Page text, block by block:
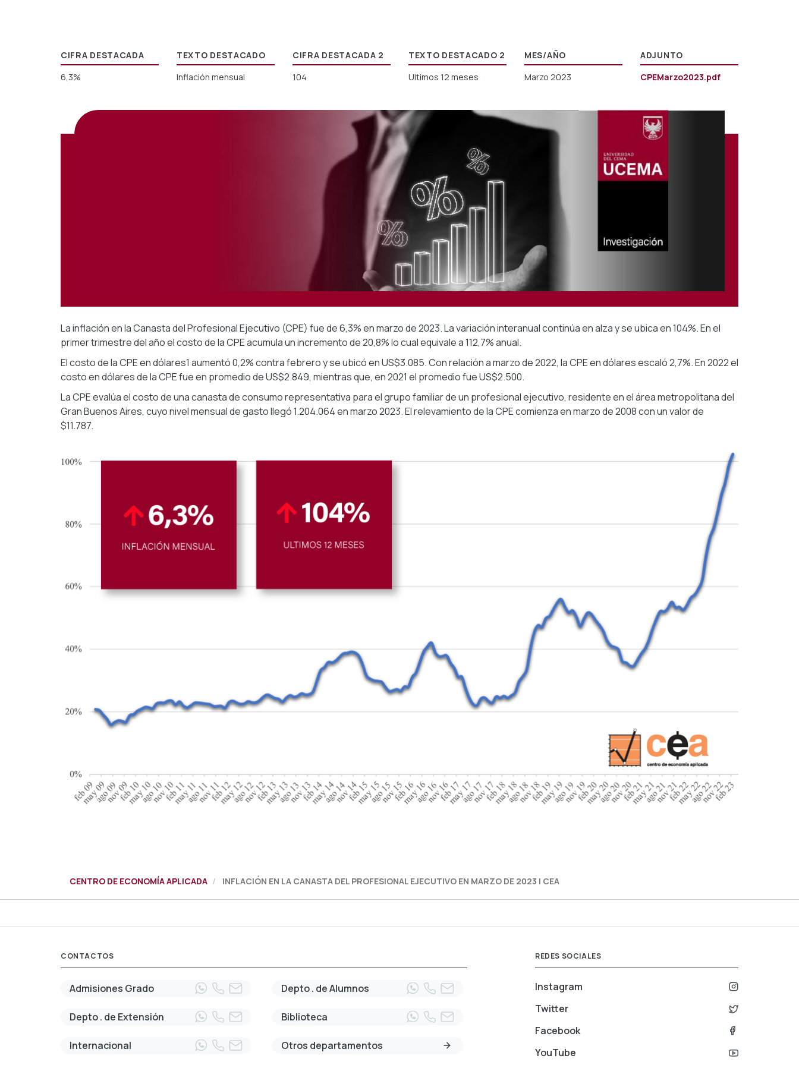
CIFRA DESTACADA
6,3%
TEXTO DESTACADO
Inflación mensual
CIFRA DESTACADA 2
104
TEXTO DESTACADO 2
Ultimos 12 meses
MES/AÑO
Marzo 2023
ADJUNTO
CPEMarzo2023.pdf
La inflación en la Canasta del Profesional Ejecutivo (CPE) fue de 6,3% en marzo de 2023. La variación interanual continúa en alza y se ubica en 104%. En el
primer trimestre del año el costo de la CPE acumula un incremento de 20,8% lo cual equivale a 112,7% anual.
El costo de la CPE en dólares1 aumentó 0,2% contra febrero y se ubicó en US$3.085. Con relación a marzo de 2022, la CPE en dólares escaló 2,7%. En 2022 el
costo en dólares de la CPE fue en promedio de US$2.849, mientras que, en 2021 el promedio fue US$2.500.
La CPE evalúa el costo de una canasta de consumo representativa para el grupo familiar de un profesional ejecutivo, residente en el área metropolitana del
Gran Buenos Aires, cuyo nivel mensual de gasto llegó 1.204.064 en marzo 2023. El relevamiento de la CPE comienza en marzo de 2008 con un valor de
$11.787.
CENTRO DE ECONOMÍA APLICADA INFLACIÓN EN LA CANASTA DEL PROFESIONAL EJECUTIVO EN MARZO DE 2023 | CEA
CONTACTOS
Admisiones Grado Depto . de Alumnos
Depto . de Extensión Biblioteca
Internacional Otros departamentos
REDES SOCIALES
Instagram
Twitter
Facebook
YouTube